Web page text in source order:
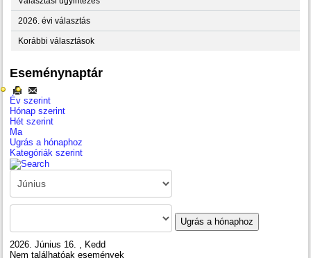
2026. évi választás
Korábbi választások
Eseménynaptár
Év szerint
Hónap szerint
Hét szerint
Ma
Ugrás a hónaphoz
Kategóriák szerint
Ugrás a hónaphoz
2026. Június 16. , Kedd
Nem találhatóak események